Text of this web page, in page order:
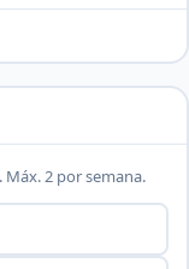
2 por semana.